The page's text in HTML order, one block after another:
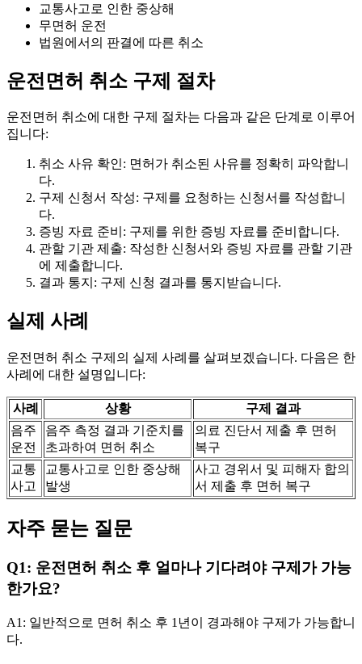
교통사고로 인한 중상해
무면허 운전
법원에서의 판결에 따른 취소
운전면허 취소 구제 절차
운전면허 취소에 대한 구제 절차는 다음과 같은 단계로 이루어
집니다:
취소 사유 확인: 면허가 취소된 사유를 정확히 파악합니
다.
구제 신청서 작성: 구제를 요청하는 신청서를 작성합니
다.
증빙 자료 준비: 구제를 위한 증빙 자료를 준비합니다.
관할 기관 제출: 작성한 신청서와 증빙 자료를 관할 기관
에 제출합니다.
결과 통지: 구제 신청 결과를 통지받습니다.
실제 사례
운전면허 취소 구제의 실제 사례를 살펴보겠습니다. 다음은 한
사례에 대한 설명입니다:
사례 상황
구제 결과
음주
운전
음주 측정 결과 기준치를
초과하여 면허 취소
의료 진단서 제출 후 면허
복구
교통
사고
교통사고로 인한 중상해
발생
사고 경위서 및 피해자 합의
서 제출 후 면허 복구
자주 묻는 질문
Q1: 운전면허 취소 후 얼마나 기다려야 구제가 가능
한가요?
A1: 일반적으로 면허 취소 후 1년이 경과해야 구제가 가능합니
다.